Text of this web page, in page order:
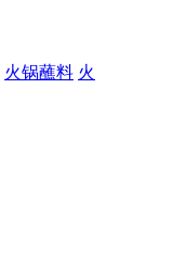
火锅蘸料 火